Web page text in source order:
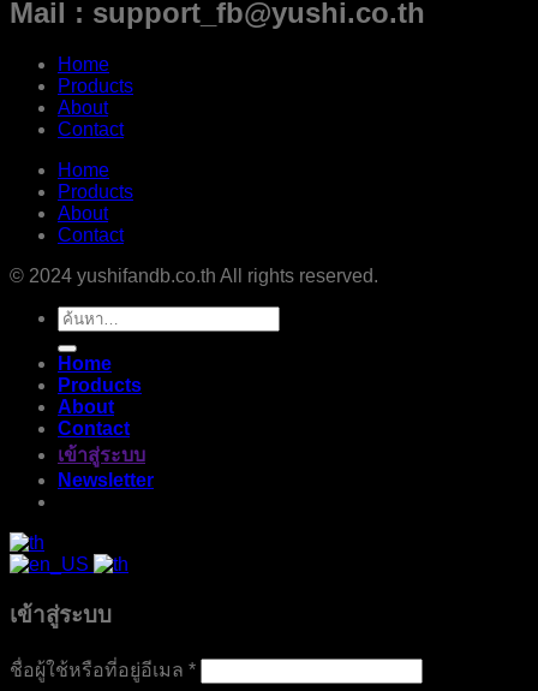
Mail : support_fb@yushi.co.th
Home
Products
About
Contact
Home
Products
About
Contact
© 2024 yushifandb.co.th All rights reserved.
ค้นหา:
Home
Products
About
Contact
เข้าสู่ระบบ
Newsletter
เข้าสู่ระบบ
ชื่อผู้ใช้หรือที่อยู่อีเมล *